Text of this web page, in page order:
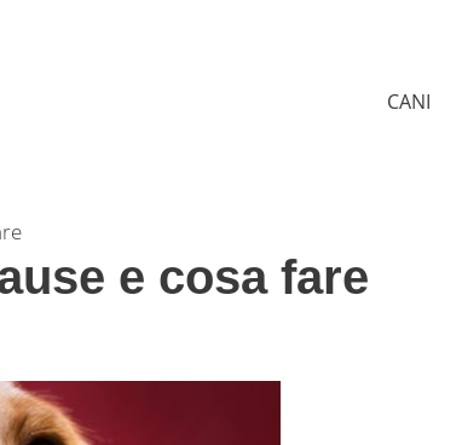
CANI
e cosa fare